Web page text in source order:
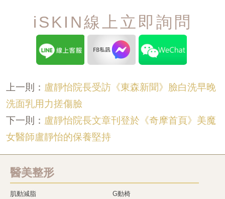
iSKIN線上立即詢問
上一則： 盧靜怡院長受訪《東森新聞》臉白洗早晚
洗面乳用力搓傷臉
下一則： 盧靜怡院長文章刊登於《奇摩首頁》美魔
女醫師盧靜怡的保養堅持
醫美整形
肌動減脂
G動椅